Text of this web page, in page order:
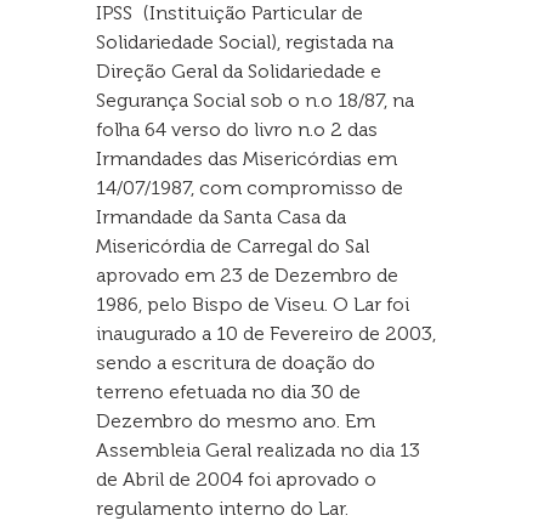
IPSS (Instituição Particular de
Solidariedade Social), registada na
Direção Geral da Solidariedade e
Segurança Social sob o n.o 18/87, na
folha 64 verso do livro n.o 2 das
Irmandades das Misericórdias em
14/07/1987, com compromisso de
Irmandade da Santa Casa da
Misericórdia de Carregal do Sal
aprovado em 23 de Dezembro de
1986, pelo Bispo de Viseu. O Lar foi
inaugurado a 10 de Fevereiro de 2003,
sendo a escritura de doação do
terreno efetuada no dia 30 de
Dezembro do mesmo ano. Em
Assembleia Geral realizada no dia 13
de Abril de 2004 foi aprovado o
regulamento interno do Lar.